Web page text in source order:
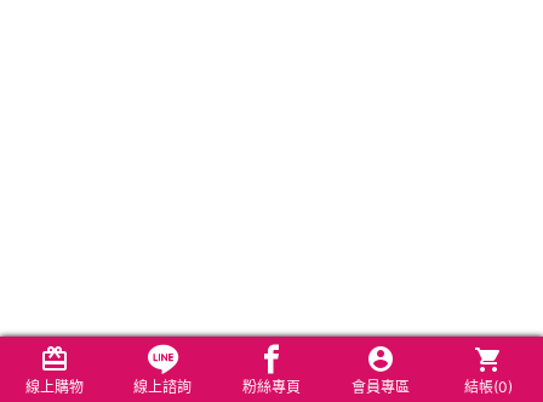
線上購物 線上諮詢 粉絲專頁 會員專區 結帳(0)